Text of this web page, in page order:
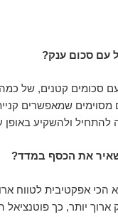
עם סכום ענק?
סכומים קטנים, של
מסוימים שמאפשרים
להתחיל ולהשקיע באופן
את הכסף במדד?
יותר, כך פוטנציאל